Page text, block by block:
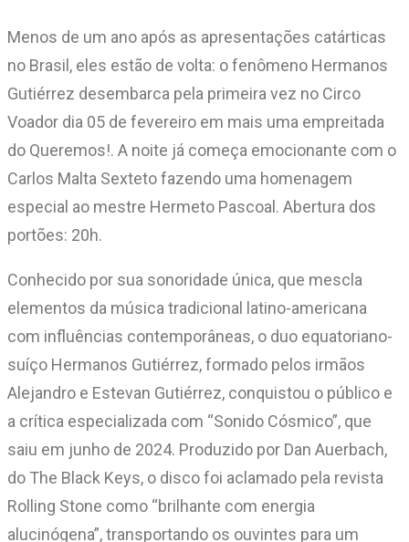
Menos de um ano após as apresentações catárticas
no Brasil, eles estão de volta: o fenômeno Hermanos
Gutiérrez desembarca pela primeira vez no Circo
Voador dia 05 de fevereiro em mais uma empreitada
do Queremos!. A noite já começa emocionante com o
Carlos Malta Sexteto fazendo uma homenagem
especial ao mestre Hermeto Pascoal. Abertura dos
portões: 20h.
Conhecido por sua sonoridade única, que mescla
elementos da música tradicional latino-americana
com influências contemporâneas, o duo equatoriano-
suíço Hermanos Gutiérrez, formado pelos irmãos
Alejandro e Estevan Gutiérrez, conquistou o público e
a crítica especializada com “Sonido Cósmico”, que
saiu em junho de 2024. Produzido por Dan Auerbach,
do The Black Keys, o disco foi aclamado pela revista
Rolling Stone como “brilhante com energia
alucinógena”, transportando os ouvintes para um